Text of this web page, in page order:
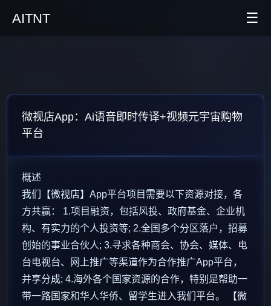
AITNT
AITNT公众号
☰
微视店App：Ai语音即时传译+视频元宇宙购物
平台
概述
我们【微视店】App平台项目需要以下资源对接，各
方共赢： 1.项目融资，包括风投、政府基金、企业机
构、有实力的个人投资等; 2.全国多个分区落户，招募
创始的事业合伙人; 3.寻求各种商会、协会、媒体、电
台电视台、网上推广等渠道作为合作推广App平台，
并享分成; 4.海外各个国家资源的合作，特别是帮助一
带一路国家和华人华侨、留学生进入我们平台。 【微